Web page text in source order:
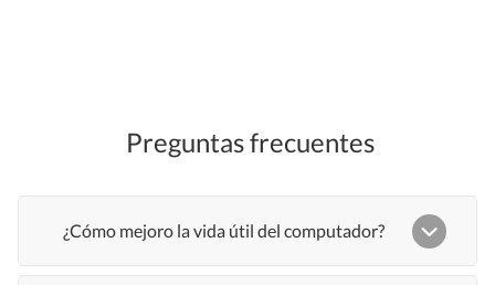
Preguntas frecuentes